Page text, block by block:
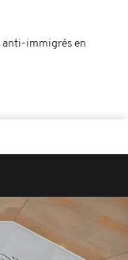
anti-immigrés en